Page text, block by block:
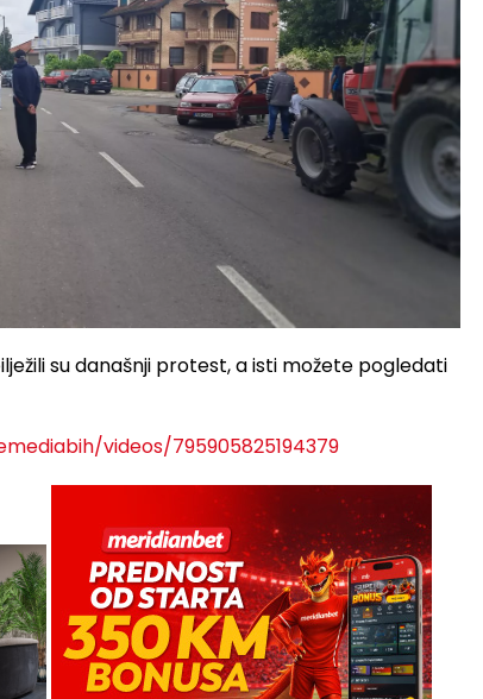
su današnji protest, a isti možete pogledati
videos/795905825194379